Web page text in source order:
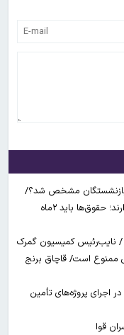
بازنشستگان مشخص شد؟/
کریمی: بازنشستگان توان خرید نان و پنیر هم ندارند؛ حقوق‌ها باید ۲ماه
/ نایب‌رئیس کمیسیون گمرک
ممنوع است/ قاچاق برنج
اجرای پروژه‌های تأمین